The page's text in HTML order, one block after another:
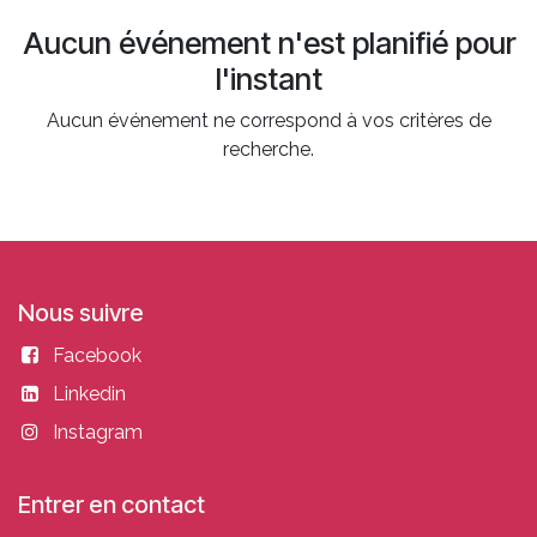
Aucun événement n'est planifié pour
l'instant
Aucun événement ne correspond à vos critères de
recherche.
Nous suivre
Facebook
Linkedin
Instagram
Entrer en contact